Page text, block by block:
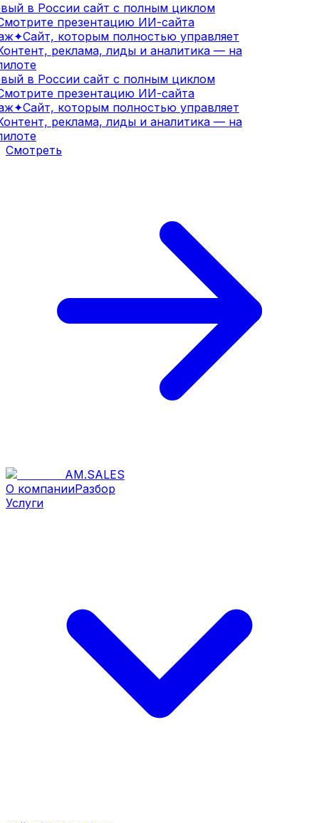
в России сайт с полным циклом
презентацию ИИ-сайта
✦Сайт, которым полностью управляет
реклама, лиды и аналитика — на
в России сайт с полным циклом
презентацию ИИ-сайта
✦Сайт, которым полностью управляет
реклама, лиды и аналитика — на
Смотреть
AM.SALES
О компанииРазбор
Услуги